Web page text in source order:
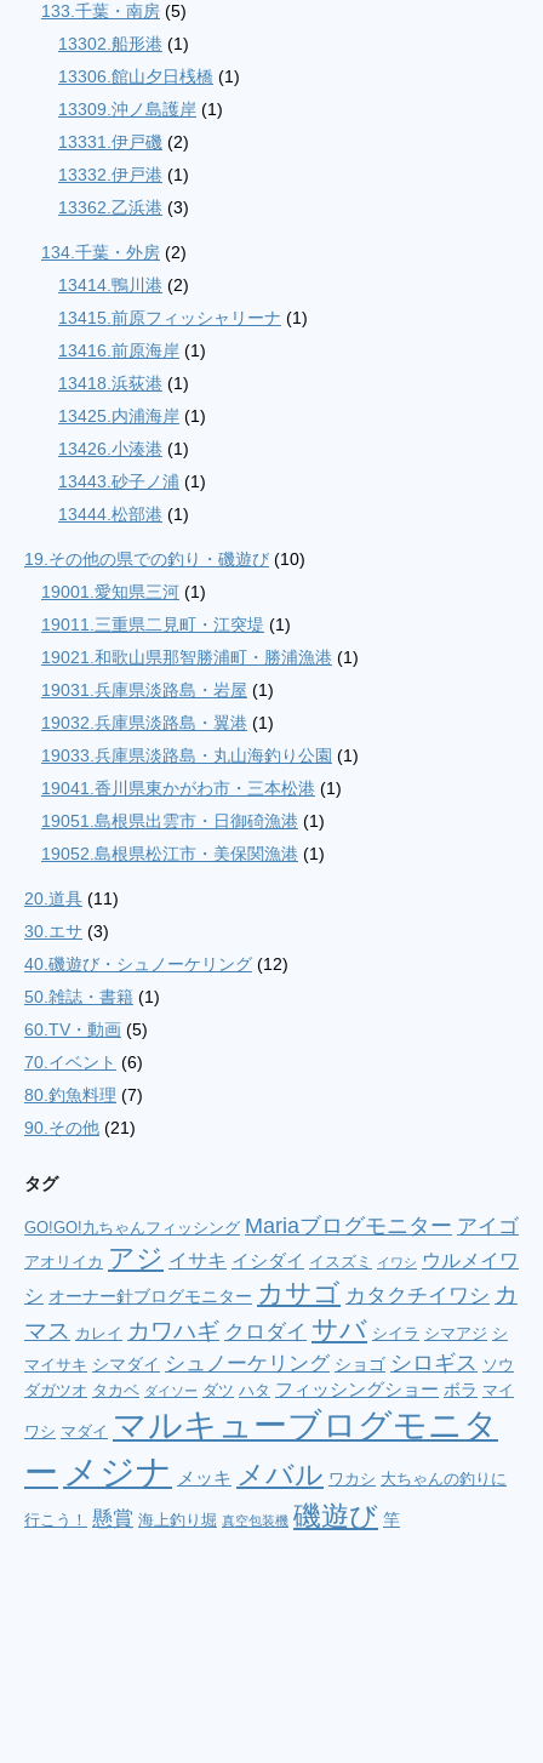
133.千葉・南房 (5)
13302.船形港 (1)
13306.館山夕日桟橋 (1)
13309.沖ノ島護岸 (1)
13331.伊戸磯 (2)
13332.伊戸港 (1)
13362.乙浜港 (3)
134.千葉・外房 (2)
13414.鴨川港 (2)
13415.前原フィッシャリーナ (1)
13416.前原海岸 (1)
13418.浜荻港 (1)
13425.内浦海岸 (1)
13426.小湊港 (1)
13443.砂子ノ浦 (1)
13444.松部港 (1)
19.その他の県での釣り・磯遊び (10)
19001.愛知県三河 (1)
19011.三重県二見町・江突堤 (1)
19021.和歌山県那智勝浦町・勝浦漁港 (1)
19031.兵庫県淡路島・岩屋 (1)
19032.兵庫県淡路島・翼港 (1)
19033.兵庫県淡路島・丸山海釣り公園 (1)
19041.香川県東かがわ市・三本松港 (1)
19051.島根県出雲市・日御碕漁港 (1)
19052.島根県松江市・美保関漁港 (1)
20.道具 (11)
30.エサ (3)
40.磯遊び・シュノーケリング (12)
50.雑誌・書籍 (1)
60.TV・動画 (5)
70.イベント (6)
80.釣魚料理 (7)
90.その他 (21)
タグ
GO!GO!九ちゃんフィッシング Mariaブログモニター アイゴ
アオリイカ アジ イサキ イシダイ イスズミ イワシ ウルメイワ
シ オーナー針ブログモニター カサゴ カタクチイワシ カ
マス カレイ カワハギ クロダイ サバ シイラ シマアジ シ
マイサキ シマダイ シュノーケリング ショゴ シロギス ソウ
ダガツオ タカベ ダイソー ダツ ハタ フィッシングショー ボラ マイ
ワシ マダイ マルキューブログモニタ
ー メジナ メッキ メバル ワカシ 大ちゃんの釣りに
行こう！ 懸賞 海上釣り堀 真空包装機 磯遊び 竿